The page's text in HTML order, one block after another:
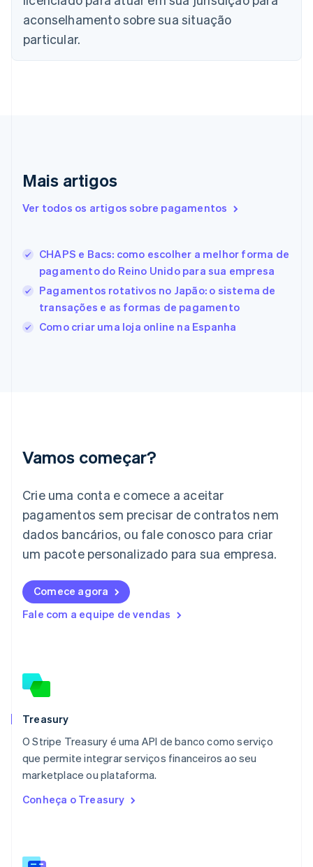
aconselhamento sobre sua situação
particular.
Mais artigos
Ver todos os artigos sobre pagamentos
CHAPS e Bacs: como escolher a melhor forma de
pagamento do Reino Unido para sua empresa
Pagamentos rotativos no Japão: o sistema de
transações e as formas de pagamento
Como criar uma loja online na Espanha
Vamos começar?
Crie uma conta e comece a aceitar
pagamentos sem precisar de contratos nem
dados bancários, ou fale conosco para criar
um pacote personalizado para sua empresa.
Comece agora
Fale com a equipe de vendas
Treasury
O Stripe Treasury é uma API de banco como serviço
que permite integrar serviços financeiros ao seu
marketplace ou plataforma.
Conheça o Treasury
Chipre
English
Croácia
EnglishItaliano
Dinamarca
Espanha
English
Estados Unidos
Finlândia
English Svenska
França
English
Gibraltar
English
Itália
Japão
Letônia
English
Liechtenstein
Deutsch English
English
Luxemburgo
FrançaisDeutschEnglish
México
Español
Noruega
English
Nova Zelândia
English
Países Baixos
Nederlands English
Polônia
RAE de Hong Kong, China